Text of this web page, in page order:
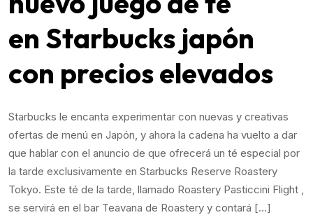
en Starbucks japón
con precios elevados
Starbucks le encanta experimentar con nuevas y creativas
ofertas de menú en Japón, y ahora la cadena ha vuelto a dar
que hablar con el anuncio de que ofrecerá un té especial por
la tarde exclusivamente en Starbucks Reserve Roastery
Tokyo. Este té de la tarde, llamado Roastery Pasticcini Flight ,
se servirá en el bar Teavana de Roastery y contará […]